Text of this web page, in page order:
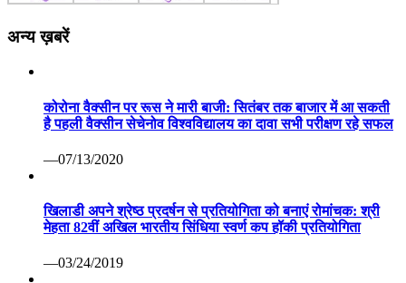
अन्य ख़बरें
कोरोना वैक्सीन पर रूस ने मारी बाजी: सितंबर तक बाजार में आ सकती
है पहली वैक्सीन सेचेनोव विश्वविद्यालय का दावा सभी परीक्षण रहे सफल
—07/13/2020
खिलाडी अपने श्रेष्ठ प्रदर्षन से प्रतियोगिता को बनाएं रोमांचक: श्री
मेहता 82वीं अखिल भारतीय सिंधिया स्वर्ण कप हॉकी प्रतियोगिता
—03/24/2019